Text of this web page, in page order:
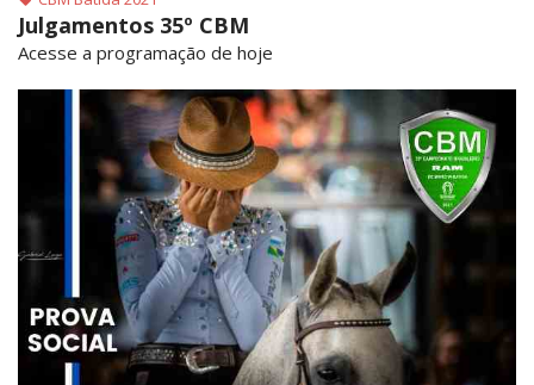
Julgamentos 35º CBM
Acesse a programação de hoje